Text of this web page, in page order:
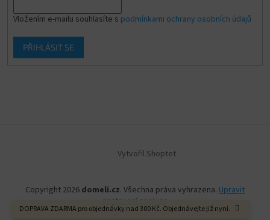
DOPRAVA ZDARMA pro objednávky nad 300 Kč. Objednávejte již nyní.
Vložením e-mailu souhlasíte s podmínkami ochrany osobních údajů
PŘIHLÁSIT SE
Vytvořil Shoptet
Copyright 2026 domeli.cz. Všechna práva vyhrazena. Upravit
nastavení cookies